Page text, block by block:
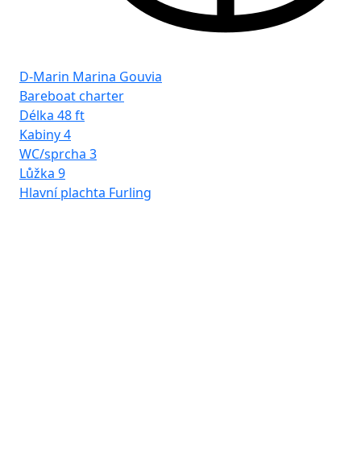
D-Marin Marina Gouvia
Bareboat charter
Délka 48 ft
Kabiny4
WC/sprcha 3
Lůžka 9
Hlavní plachta Furling